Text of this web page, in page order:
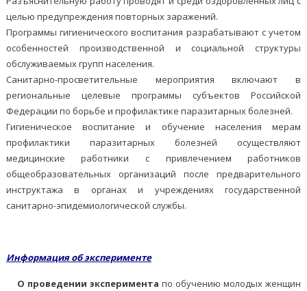
целью предупреждения повторных заражений.
Программы гигиенического воспитания разрабатывают с учетом
особенностей производственной и социальной структуры
обслуживаемых групп населения.
Санитарно-просветительные мероприятия включают в
региональные целевые программы субъектов Российской
Федерации по борьбе и профилактике паразитарных болезней.
Гигиеническое воспитание и обучение населения мерам
профилактики паразитарных болезней осуществляют
медицинские работники с привлечением работников
общеобразовательных организаций после предварительного
инструктажа в органах и учреждениях государственной
санитарно-эпидемиологической службы.
Информация об эксперименте
О проведении экспериментапо обучению молодых женщин